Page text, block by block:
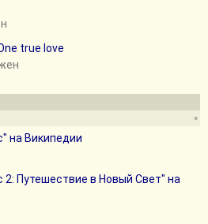
true love
»
на Википедии
Путешествие в Новый Свет" на